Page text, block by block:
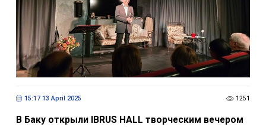
15:17 13 April 2025 1251
В Баку открыли IBRUS HALL творческим вечером